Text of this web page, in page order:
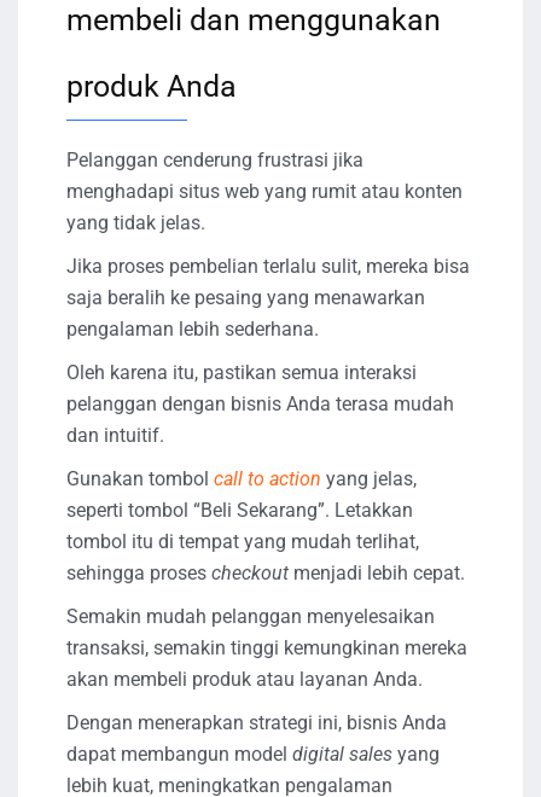
membeli dan menggunakan
produk Anda
Pelanggan cenderung frustrasi jika
menghadapi situs web yang rumit atau konten
yang tidak jelas.
Jika proses pembelian terlalu sulit, mereka bisa
saja beralih ke pesaing yang menawarkan
pengalaman lebih sederhana.
Oleh karena itu, pastikan semua interaksi
pelanggan dengan bisnis Anda terasa mudah
dan intuitif.
Gunakan tombol call to action yang jelas,
seperti tombol “Beli Sekarang”. Letakkan
tombol itu di tempat yang mudah terlihat,
sehingga proses checkout menjadi lebih cepat.
Semakin mudah pelanggan menyelesaikan
transaksi, semakin tinggi kemungkinan mereka
akan membeli produk atau layanan Anda.
Dengan menerapkan strategi ini, bisnis Anda
dapat membangun model digital sales yang
lebih kuat, meningkatkan pengalaman